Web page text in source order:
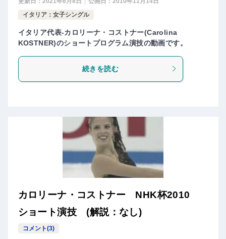
イタリア：女子シングル
イタリア代表-カロリーナ・コストナー(Carolina
KOSTNER)のショートプログラム演技の動画です。
続きを読む
カロリーナ・コストナー NHK杯2010
ショート演技 (解説：なし)
コメント(3)